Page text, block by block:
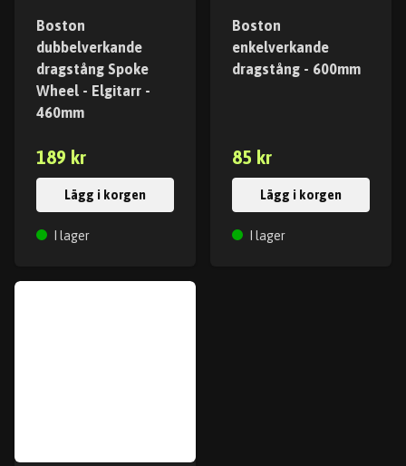
Boston
dubbelverkande
dragstång Spoke
Wheel - Elgitarr -
460mm
189 kr
Lägg i korgen
I lager
Boston
enkelverkande
dragstång - 600mm
85 kr
Lägg i korgen
I lager